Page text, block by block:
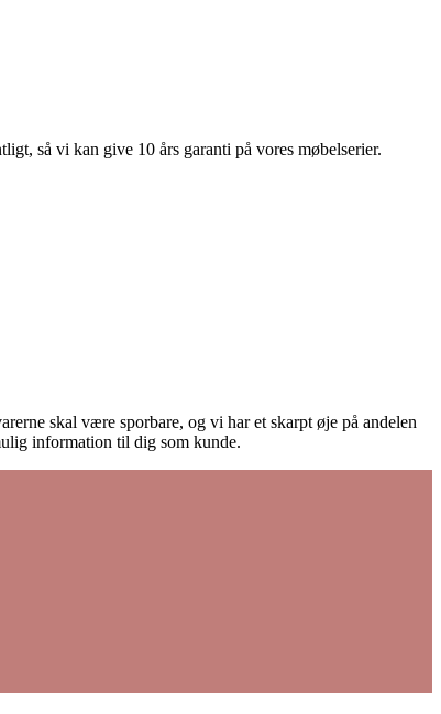
så vi kan give 10 års garanti på vores møbelserier.
skal være sporbare, og vi har et skarpt øje på andelen
information til dig som kunde.